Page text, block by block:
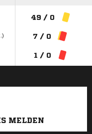
49 / 0
7 / 0
1 / 0
MELDEN